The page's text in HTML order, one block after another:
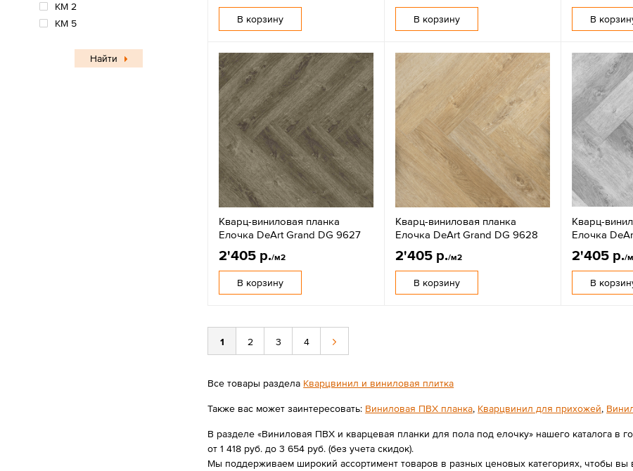
В корзину В корзину В
Кварц-виниловая планка
Елочка DeArt Grand DG 9627
2'405 р./м2
В корзину
Кварц-виниловая планка
Елочка DeArt Grand DG 9628
2'405 р./м2
В корзину
Кварц-
Елочка
2'405 р./
В
1 2 3 4
Все товары раздела Кварцвинил и виниловая плитка
Также вас может заинтересовать: Виниловая ПВХ планка, Кварцвинил для прихожей,
В разделе «Виниловая ПВХ и кварцевая планки для пола под елочку» нашего каталога в
от 1 418 руб. до 3 654 руб. (без учета скидок).
Мы поддерживаем широкий ассортимент товаров в разных ценовых категориях, чтобы вы
КМ 2
КМ 5
Найти